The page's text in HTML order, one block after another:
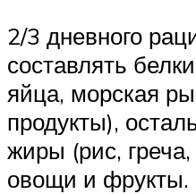
2/3 дневного
составлять
яйца, морская
продукты),
жиры (рис, греча,
овощи и фрукты.